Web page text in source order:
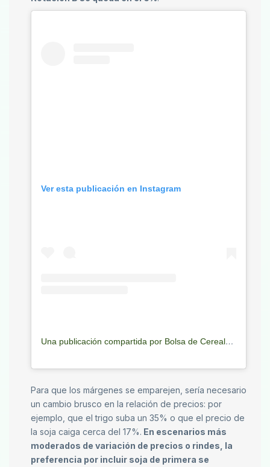
Ver esta publicación en Instagram
Una publicación compartida por Bolsa de Cereales de Entre Ríos (@bolsacer)
Para que los márgenes se emparejen, sería necesario
un cambio brusco en la relación de precios: por
ejemplo, que el trigo suba un 35% o que el precio de
la soja caiga cerca del 17%. En escenarios más
moderados de variación de precios o rindes, la
preferencia por incluir soja de primera se